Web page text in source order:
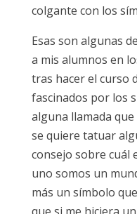
colgante con los
Esas son algunas
a mis alumnos en
tras hacer el curso
fascinados por los
alguna llamada
se quiere tatuar
consejo sobre cuál
uno somos un
más un símbolo